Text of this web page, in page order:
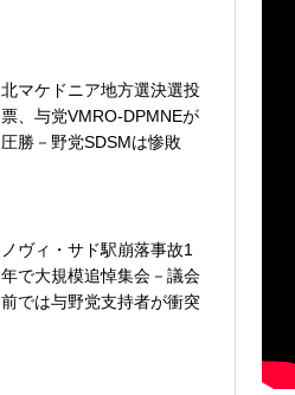
北マケドニア地方選決選投
票、与党VMRO-DPMNEが
圧勝－野党SDSMは惨敗
ノヴィ・サド駅崩落事故1
年で大規模追悼集会－議会
前では与野党支持者が衝突